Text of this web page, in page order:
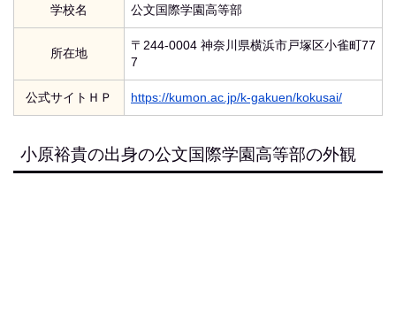
学校名 公文国際学園高等部
所在地
〒244-0004 神奈川県横浜市戸塚区小雀町77
7
公式サイトＨＰ https://kumon.ac.jp/k-gakuen/kokusai/
小原裕貴の出身の公文国際学園高等部の外観